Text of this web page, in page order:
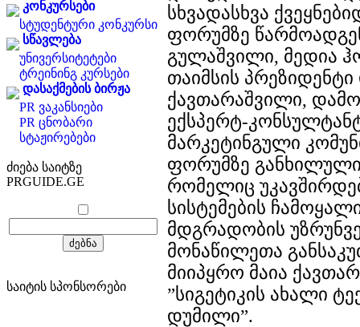
კონკურსები
სტუდენტური კონკურსი
სწავლება
უნივერსიტეტები
ტრეინინგ კურსები
დასაქმების ბირჟა
PR ვაკანსიები
PR ცნობარი
სტაჟირებები
ძიება საიტზე
PRGUIDE.GE
საიტის სპონსორები
სხვადასხვა
ფორუმზე
გულაშვილი, მედია
თაიმსის პრეზიდენტი
ქავთარაშვილი,
ექსპერტ-
მარკეტინგული
ფორუმზე განხილული
რომელიც
სისტემების
მდგრადობის
მონაწილეთა
მიიპყრო მაია
”სიგეტიკის ახალი
დუმილი”.